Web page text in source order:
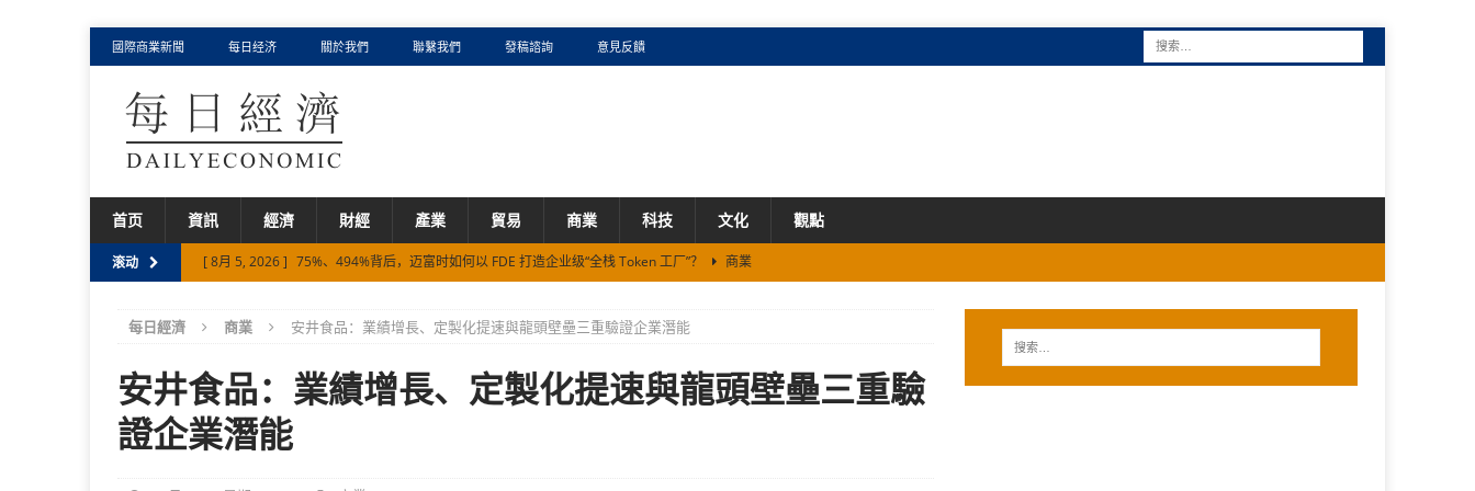
國際商業新聞 每日经济 關於我們 聯繫我們 發稿諮詢 意見反饋
首页 資訊 經濟 財經 產業 貿易 商業 科技 文化 觀點
滚动 [ 8月 5, 2026 ] 75%、494%背后，迈富时如何以 FDE 打造企业级“全栈 Token 工厂”？
商業
[ 8月 3, 2026 ]
AI产业深水区，一探迈富时涨超15%、累涨60%背后的生存法则
商業
[ 7月 30, 2026 ] 元鼎证券 {香港证监会在册持牌证券机构}
商業
[ 8月 6, 2026 ]
从千岛湖到世界顶级餐桌 卡露伽携手2026新加坡《米其林指南》续写全球化新篇章 商業
每日經濟 商業 安井食品：業績增長、定製化提速與龍頭壁壘三重驗證企業潛能
安井食品：業績增長、定製化提速與龍頭壁壘三重驗
證企業潛能